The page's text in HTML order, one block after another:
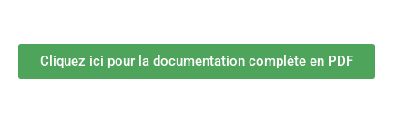
Cliquez ici pour la documentation complète en PDF